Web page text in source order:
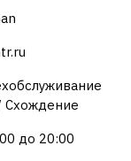
Схождение
до 20:00